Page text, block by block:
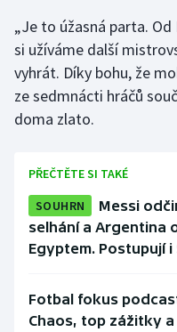
„Je to úžasná parta.
si užíváme další
vyhrát. Díky bohu, že
ze sedmnácti hráčů
doma zlato.
PŘEČTĚTE SI TAKÉ
SOUHRN
Messi
selhání a Argentina
Egyptem. Postupují
Fotbal fokus
Chaos, top zážitky